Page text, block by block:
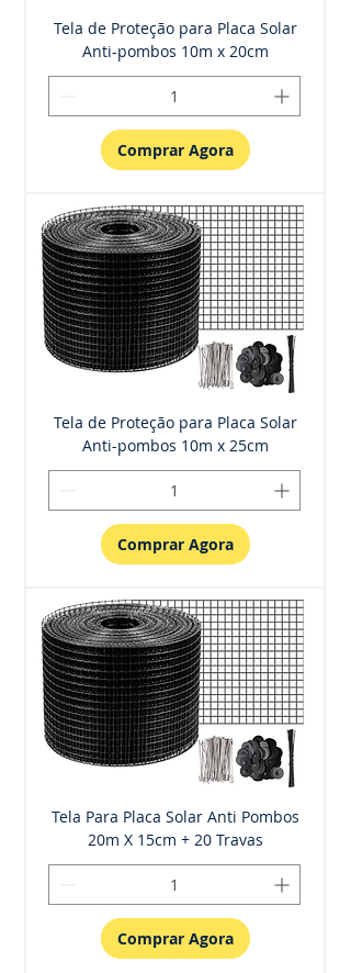
Tela de Proteção para Placa Solar
Anti-pombos 10m x 20cm
Comprar Agora
Tela de Proteção para Placa Solar
Anti-pombos 10m x 25cm
Comprar Agora
Tela Para Placa Solar Anti Pombos
20m X 15cm + 20 Travas
Comprar Agora